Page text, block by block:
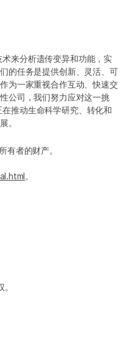
来分析遗传变异和功能，实
的任务是提供创新、灵活、可
为一家重视合作互动、快速交
公司，我们努力应对这一挑
推动生命科学研究、转化和
。
有者的财产。
。